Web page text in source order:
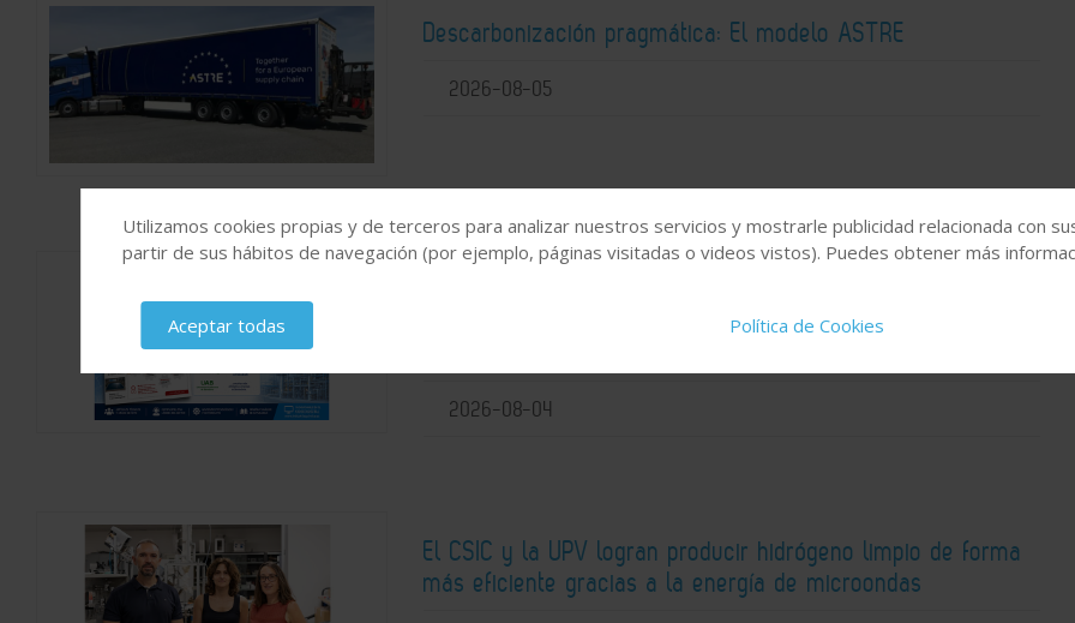
Descarbonización pragmática: El modelo ASTRE
2026-08-05
colaboración de referentes de la industria, la universidad y
2026-08-04
El CSIC y la UPV logran producir hidrógeno limpio de forma
más eficiente gracias a la energía de microondas
Utilizamos cookies propias y de terceros para analizar nuestros servicios y mostrarle publicidad relacionada con
partir de sus hábitos de navegación (por ejemplo, páginas visitadas o videos vistos). Puedes obtener más
Aceptar todas Política de Cookies